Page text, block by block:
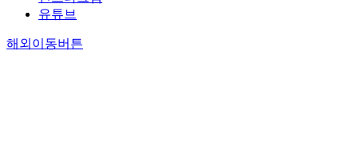
유튜브
해외이동버튼